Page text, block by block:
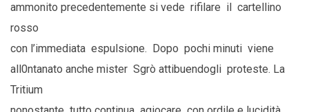
ammonito precedentemente si vede rifilare il cartellino
rosso
con l’immediata espulsione. Dopo pochi minuti viene
all0ntanato anche mister Sgrò attibuendogli proteste. La
Tritium